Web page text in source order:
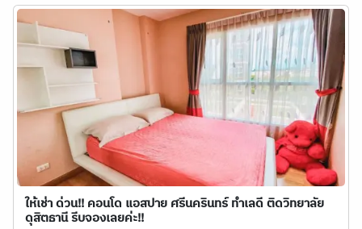
ให้เช่า ด่วน!! คอนโด แอสปาย ศรีนครินทร์ ทำเลดี ติดวิทยาลัย
ดุสิตธานี รีบจองเลยค่ะ!!